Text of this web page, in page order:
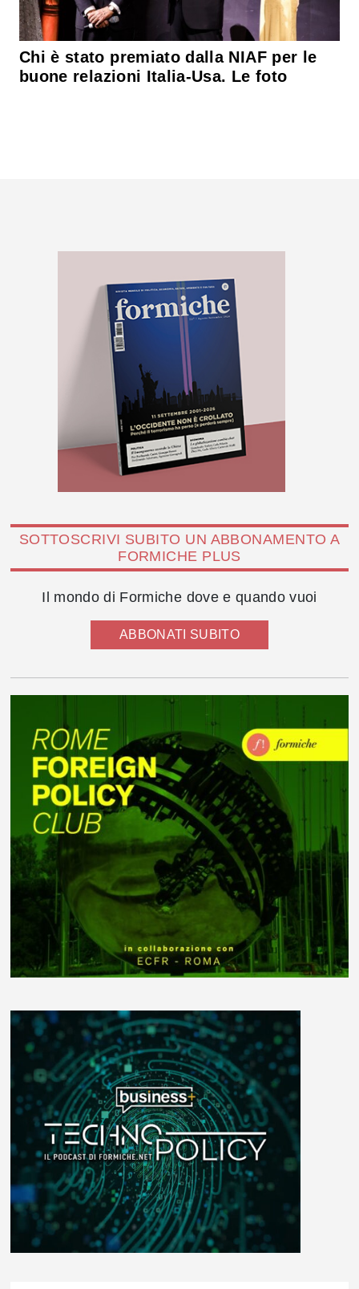
Chi è stato premiato dalla NIAF per le
buone relazioni Italia-Usa. Le foto
SOTTOSCRIVI SUBITO UN ABBONAMENTO A
FORMICHE PLUS
Il mondo di Formiche dove e quando vuoi
ABBONATI SUBITO